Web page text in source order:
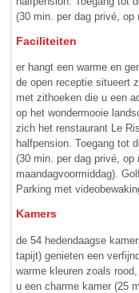
(30 min. per dag privé, op
Faciliteiten
er hangt een warme en
de open receptie situeert
met zithoeken die u een
op het wonder­mooie
zich het renstaurant Le
halfpension. Toegang tot
(30 min. per dag privé, op
maandagvoormiddag).
Parking met
Kamers
de 54 hedendaagse
tapijt) genieten een
warme kleuren zoals
u een charme kamer (25